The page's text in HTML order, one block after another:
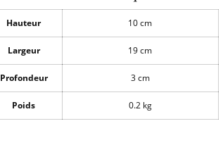
Hauteur 10 cm
Largeur 19 cm
Profondeur 3 cm
Poids 0.2 kg